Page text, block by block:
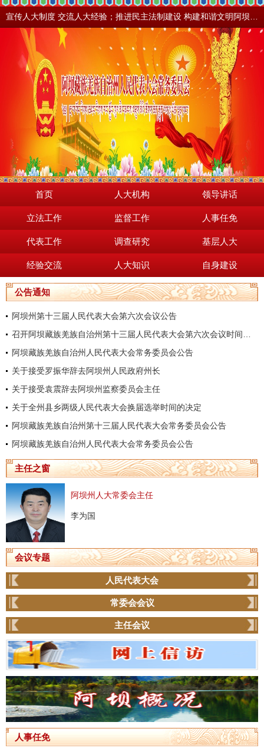
首页 人大机构 领导讲话
立法工作 监督工作 人事任免
代表工作 调查研究 基层人大
经验交流 人大知识 自身建设
公告通知
阿坝州第十三届人民代表大会第六次会议公告
阿坝藏族羌族自治州人民代表大会常务委员会公告
关于接受罗振华辞去阿坝州人民政府州长
关于接受袁震辞去阿坝州监察委员会主任
关于全州县乡两级人民代表大会换届选举时间的决定
阿坝藏族羌族自治州第十三届人民代表大会常务委员会公告
阿坝藏族羌族自治州人民代表大会常务委员会公告
主任之窗
阿坝州人大常委会主任
李为国
会议专题
人民代表大会
常委会会议
主任会议
人事任免